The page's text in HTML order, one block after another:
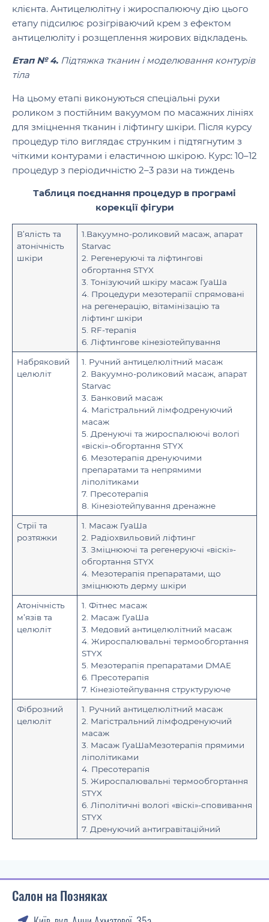
клієнта. Антицелюлітну і жироспалюючу дію цього
етапу підсилює розігріваючий крем з ефектом
антицелюліту і розщеплення жирових відкладень.
Етап № 4. Підтяжка тканин і моделювання контурів
тіла
На цьому етапі виконуються спеціальні рухи
роликом з постійним вакуумом по масажних лініях
для зміцнення тканин і ліфтингу шкіри. Після курсу
процедур тіло виглядає струнким і підтягнутим з
чіткими контурами і еластичною шкірою. Курс: 10–12
процедур з періодичністю 2–3 рази на тиждень
Таблиця поєднання процедур в програмі
корекції фігури
В’ялість та
атонічність
шкіри
1.Вакуумно-роликовий масаж, апарат
Starvac
2. Регенеруючі та ліфтингові
обгортання STYX
3. Тонізуючий шкіру масаж ГуаШа
4. Процедури мезотерапії спрямовані
на регенерацію, вітамінізацію та
ліфтинг шкіри
5. RF-терапія
6. Ліфтингове кінезіотейпування
Набряковий
целюліт
1. Ручний антицелюлітний масаж
2. Вакуумно-роликовий масаж, апарат
Starvac
3. Банковий масаж
4. Магістральний лімфодренуючий
масаж
5. Дренуючі та жироспалюючі вологі
«віскі»-обгортання STYX
6. Мезотерапія дренуючими
препаратами та непрямими
ліполітиками
7. Пресотерапія
8. Кінезіотейпування дренажне
Стрії та
розтяжки
1. Масаж ГуаШа
2. Радіохвильовий ліфтинг
3. Зміцнюючі та регенеруючі «віскі»-
обгортання STYX
4. Мезотерапія препаратами, що
зміцнюють дерму шкіри
Атонічність
м’язів та
целюліт
1. Фітнес масаж
2. Масаж ГуаШа
3. Медовий антицелюлітний масаж
4. Жироспалювальні термообгортання
STYX
5. Мезотерапія препаратами DMAE
6. Пресотерапія
7. Кінезіотейпування структуруюче
Фіброзний
целюліт
1. Ручний антицелюлітний масаж
2. Магістральний лімфодренуючий
масаж
3. Масаж ГуаШаМезотерапія прямими
ліполітиками
4. Пресотерапія
5. Жироспалювальні термообгортання
STYX
6. Ліполітичні вологі «віскі»-сповивання
STYX
7. Дренуючий антигравітаційний
Салон на Позняках